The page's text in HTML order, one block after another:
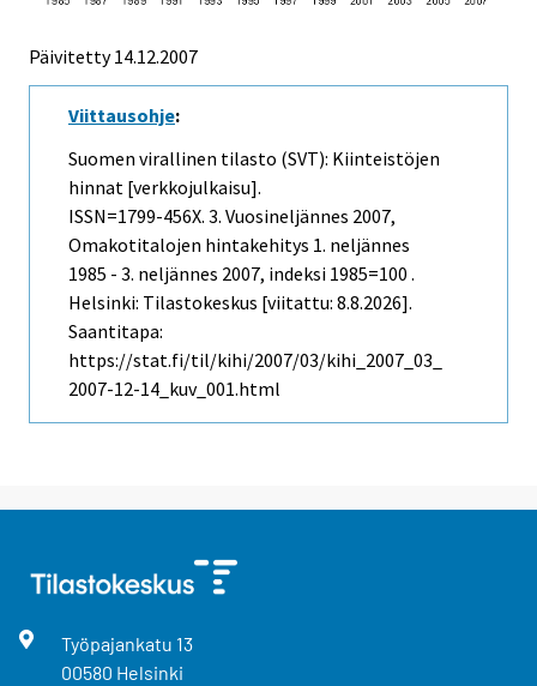
Päivitetty14.12.2007
Viittausohje:
Suomen virallinen tilasto (SVT): Kiinteistöjen
hinnat [verkkojulkaisu].
ISSN=1799-456X. 3. Vuosineljännes 2007,
Omakotitalojen hintakehitys 1. neljännes
1985 - 3. neljännes 2007, indeksi 1985=100 .
Helsinki: Tilastokeskus [viitattu: 8.8.2026].
Saantitapa:
https://stat.fi/til/kihi/2007/03/kihi_2007_03_
2007-12-14_kuv_001.html
Työpajankatu 13
00580 Helsinki